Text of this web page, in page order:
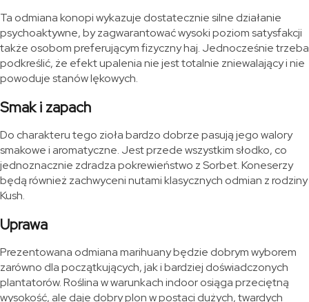
Ta odmiana konopi wykazuje dostatecznie silne działanie
psychoaktywne, by zagwarantować wysoki poziom satysfakcji
także osobom preferującym fizyczny haj. Jednocześnie trzeba
podkreślić, że efekt upalenia nie jest totalnie zniewalający i nie
powoduje stanów lękowych.
Smak i zapach
Do charakteru tego zioła bardzo dobrze pasują jego walory
smakowe i aromatyczne. Jest przede wszystkim słodko, co
jednoznacznie zdradza pokrewieństwo z Sorbet. Koneserzy
będą również zachwyceni nutami klasycznych odmian z rodziny
Kush.
Uprawa
Prezentowana odmiana marihuany będzie dobrym wyborem
zarówno dla początkujących, jak i bardziej doświadczonych
plantatorów. Roślina w warunkach indoor osiąga przeciętną
wysokość, ale daje dobry plon w postaci dużych, twardych